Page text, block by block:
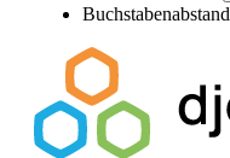
Buchstabenabstand